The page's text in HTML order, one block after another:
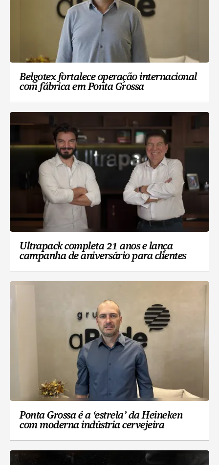
Belgotex fortalece operação internacional
com fábrica em Ponta Grossa
Ultrapack completa 21 anos e lança
campanha de aniversário para clientes
Ponta Grossa é a ‘estrela’ da Heineken
com moderna indústria cervejeira